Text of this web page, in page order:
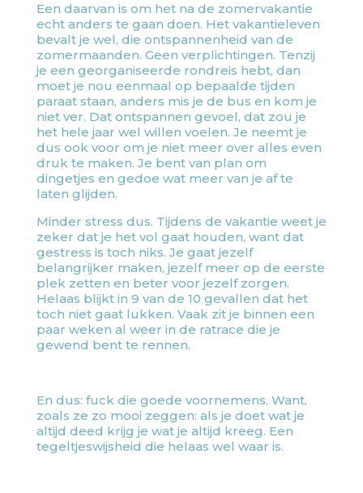
Een daarvan is om het na de zomervakantie
echt anders te gaan doen. Het vakantieleven
bevalt je wel, die ontspannenheid van de
zomermaanden. Geen verplichtingen. Tenzij
je een georganiseerde rondreis hebt, dan
moet je nou eenmaal op bepaalde tijden
paraat staan, anders mis je de bus en kom je
niet ver. Dat ontspannen gevoel, dat zou je
het hele jaar wel willen voelen. Je neemt je
dus ook voor om je niet meer over alles even
druk te maken. Je bent van plan om
dingetjes en gedoe wat meer van je af te
laten glijden.
Minder stress dus. Tijdens de vakantie weet je
zeker dat je het vol gaat houden, want dat
gestress is toch niks. Je gaat jezelf
belangrijker maken, jezelf meer op de eerste
plek zetten en beter voor jezelf zorgen.
Helaas blijkt in 9 van de 10 gevallen dat het
toch niet gaat lukken. Vaak zit je binnen een
paar weken al weer in de ratrace die je
gewend bent te rennen.
En dus: fuck die goede voornemens. Want,
zoals ze zo mooi zeggen: als je doet wat je
altijd deed krijg je wat je altijd kreeg. Een
tegeltjeswijsheid die helaas wel waar is.